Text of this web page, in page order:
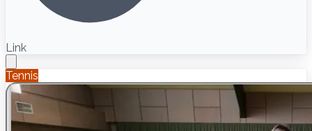
Link
Tennis